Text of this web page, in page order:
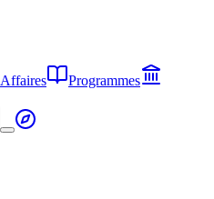
Affaires
Programmes